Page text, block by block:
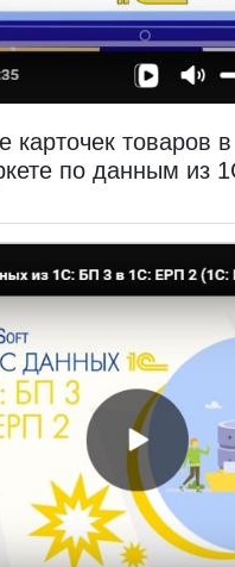
карточек товаров в
по данным из